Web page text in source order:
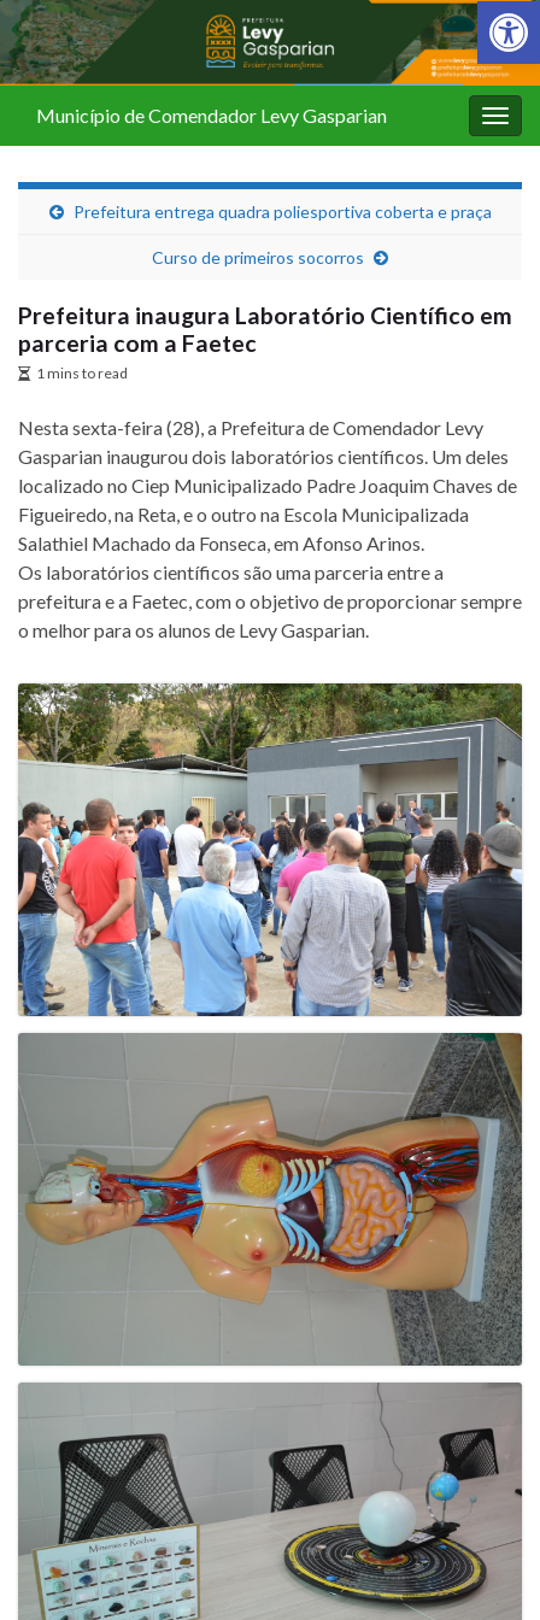
Barra de
Município de Comendador Levy Gasparian
Prefeitura entrega quadra poliesportiva coberta e praça
Curso de primeiros socorros
Prefeitura inaugura Laboratório Científico em
parceria com a Faetec
1 mins to read
Nesta sexta-feira (28), a Prefeitura de Comendador Levy
Gasparian inaugurou dois laboratórios científicos. Um deles
localizado no Ciep Municipalizado Padre Joaquim Chaves de
Figueiredo, na Reta, e o outro na Escola Municipalizada
Salathiel Machado da Fonseca, em Afonso Arinos.
Os laboratórios científicos são uma parceria entre a
prefeitura e a Faetec, com o objetivo de proporcionar sempre
o melhor para os alunos de Levy Gasparian.